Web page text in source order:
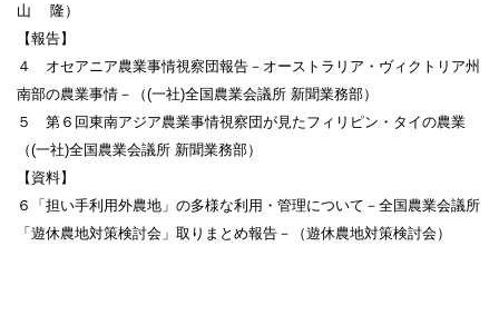
山 隆）
【報告】
４ オセアニア農業事情視察団報告－オーストラリア・ヴィクトリア州
南部の農業事情－（(一社)全国農業会議所 新聞業務部）
５ 第６回東南アジア農業事情視察団が見たフィリピン・タイの農業
（(一社)全国農業会議所 新聞業務部）
【資料】
６「担い手利用外農地」の多様な利用・管理について－全国農業会議所
「遊休農地対策検討会」取りまとめ報告－（遊休農地対策検討会）